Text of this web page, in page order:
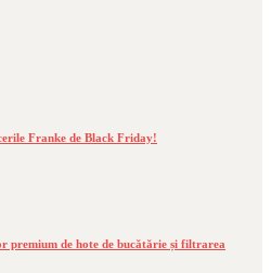
Franke de Black Friday!
premium de hote de bucătărie și filtrarea